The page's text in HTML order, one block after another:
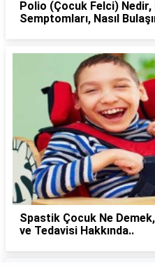
Polio (Çocuk Felci)
Semptomları, Nasıl
Spastik Çocuk Ne
ve Tedavisi Hakkında..